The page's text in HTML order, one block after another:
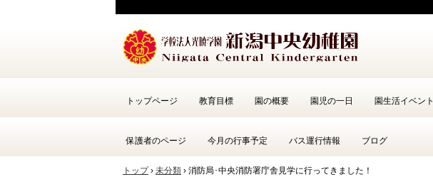
トップページ 教育目標 園の概要 園児の一日 園生活イベント
保護者のページ 今月の行事予定 バス運行情報 ブログ
トップ › 未分類 › 消防局･中央消防署庁舎見学に行ってきました！